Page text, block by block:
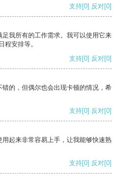
支持[0] 反对[0]
我所有的工作需求。我可以使用它来
程安排等。
支持[0] 反对[0]
的，但偶尔也会出现卡顿的情况，希
支持[0] 反对[0]
起来非常容易上手，让我能够快速熟
支持[0] 反对[0]